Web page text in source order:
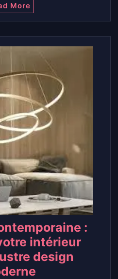
More
:
intérieur
design